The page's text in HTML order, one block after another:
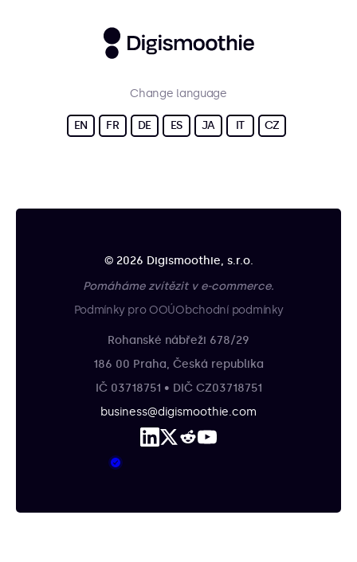
Change language
EN FR DE ES JA IT CZ
© 2026 Digismoothie, s.r.o.
Pomáháme zvítězit v e-commerce.
Podmínky pro OOÚObchodní podmínky
Rohanské nábřeži 678/29
186 00 Praha, Česká republika
IČ 03718751 • DIČ CZ03718751
business@digismoothie.com